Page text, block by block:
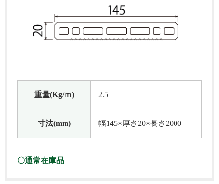
重量(Kg/ｍ) 2.5
寸法(mm) 幅145×厚さ20×長さ2000
〇通常在庫品